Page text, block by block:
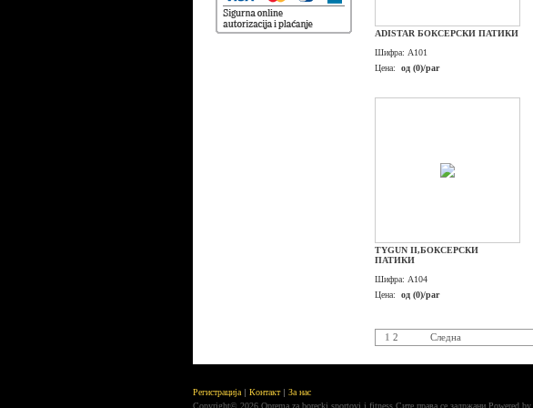
ADISTAR БОКСЕРСКИ ПАТИКИ
Шифра: A101
Цена:
од (0)/par
TYGUN II,БОКСЕРСКИ
ПАТИКИ
Шифра: A104
Цена:
од (0)/par
1 2 Следна
Регистрација Контакт
За нас
Copyright© 2026 Oprema za borecki sportovi i fitness.Сите права се задржани Powered by